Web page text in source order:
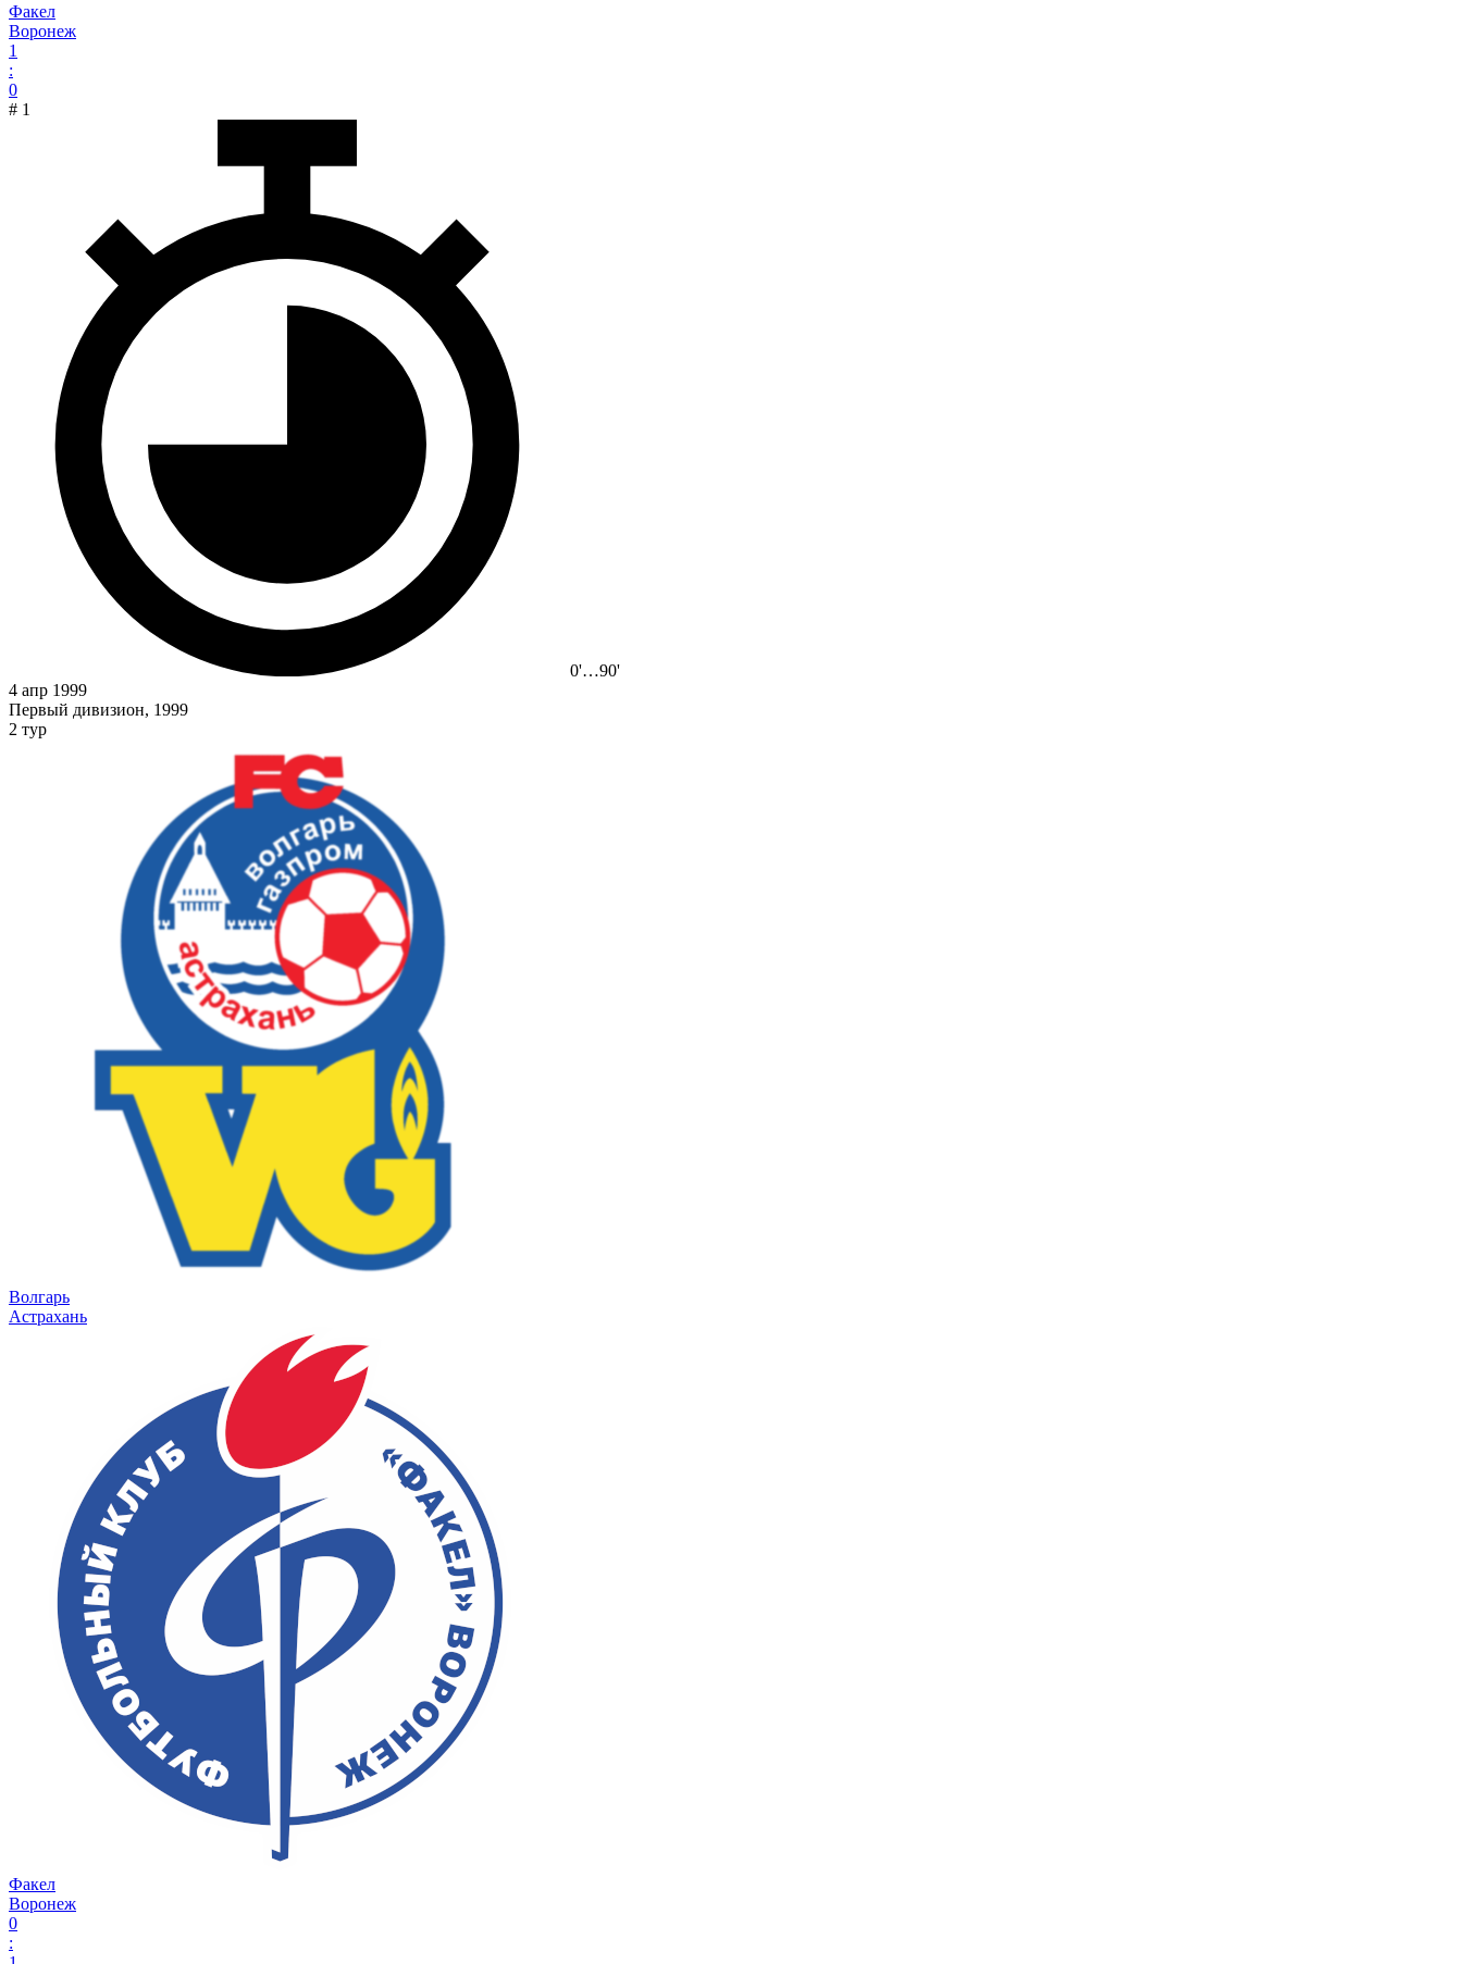
Факел
Воронеж
1
:
0
# 1
0'…90'
4 апр 1999
Первый дивизион, 1999
2 тур
Волгарь
Астрахань
Факел
Воронеж
0
: